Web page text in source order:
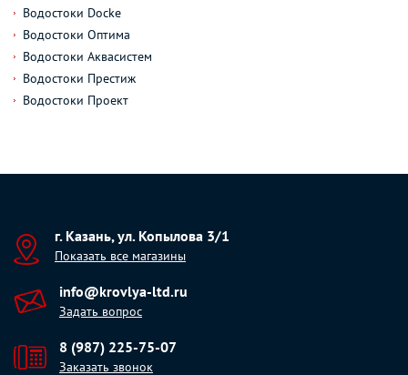
Водостоки Docke
Водостоки Оптима
Водостоки Аквасистем
Водостоки Престиж
Водостоки Проект
г. Казань, ул. Копылова 3/1
Показать все магазины
info@krovlya-ltd.ru
Задать вопрос
8 (987) 225-75-07
Заказать звонок